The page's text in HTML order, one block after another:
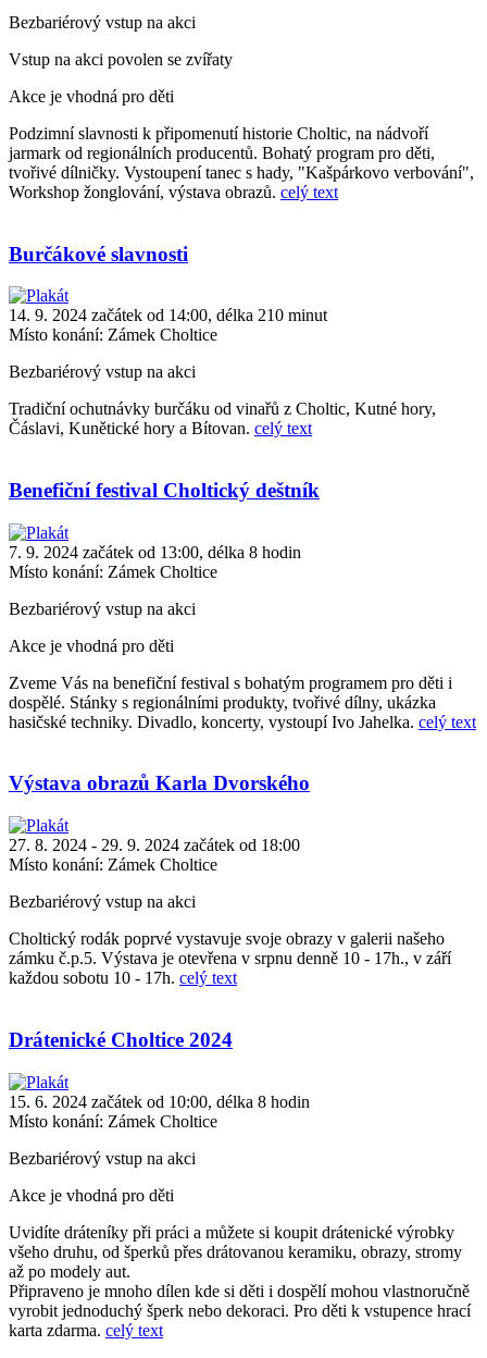
Bezbariérový vstup na akci
Vstup na akci povolen se zvířaty
Akce je vhodná pro děti
Podzimní slavnosti k připomenutí historie Choltic, na nádvoří
jarmark od regionálních producentů. Bohatý program pro děti,
tvořivé dílničky. Vystoupení tanec s hady, "Kašpárkovo verbování",
Workshop žonglování, výstava obrazů. celý text
Burčákové slavnosti
14. 9. 2024 začátek od 14:00, délka 210 minut
Místo konání: Zámek Choltice
Bezbariérový vstup na akci
Tradiční ochutnávky burčáku od vinařů z Choltic, Kutné hory,
Čáslavi, Kunětické hory a Bítovan. celý text
Benefiční festival Choltický deštník
7. 9. 2024 začátek od 13:00, délka 8 hodin
Místo konání: Zámek Choltice
Bezbariérový vstup na akci
Akce je vhodná pro děti
Zveme Vás na benefiční festival s bohatým programem pro děti i
dospělé. Stánky s regionálními produkty, tvořivé dílny, ukázka
hasičské techniky. Divadlo, koncerty, vystoupí Ivo Jahelka. celý text
Výstava obrazů Karla Dvorského
27. 8. 2024 - 29. 9. 2024 začátek od 18:00
Místo konání: Zámek Choltice
Bezbariérový vstup na akci
Choltický rodák poprvé vystavuje svoje obrazy v galerii našeho
zámku č.p.5. Výstava je otevřena v srpnu denně 10 - 17h., v září
každou sobotu 10 - 17h. celý text
Drátenické Choltice 2024
15. 6. 2024 začátek od 10:00, délka 8 hodin
Místo konání: Zámek Choltice
Bezbariérový vstup na akci
Akce je vhodná pro děti
Uvidíte dráteníky při práci a můžete si koupit drátenické výrobky
všeho druhu, od šperků přes drátovanou keramiku, obrazy, stromy
až po modely aut.
Připraveno je mnoho dílen kde si děti i dospělí mohou vlastnoručně
vyrobit jednoduchý šperk nebo dekoraci. Pro děti k vstupence hrací
karta zdarma. celý text